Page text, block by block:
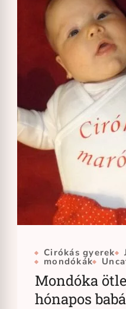
Cirókás gyerek
mondókák
Mondóka
hónapos